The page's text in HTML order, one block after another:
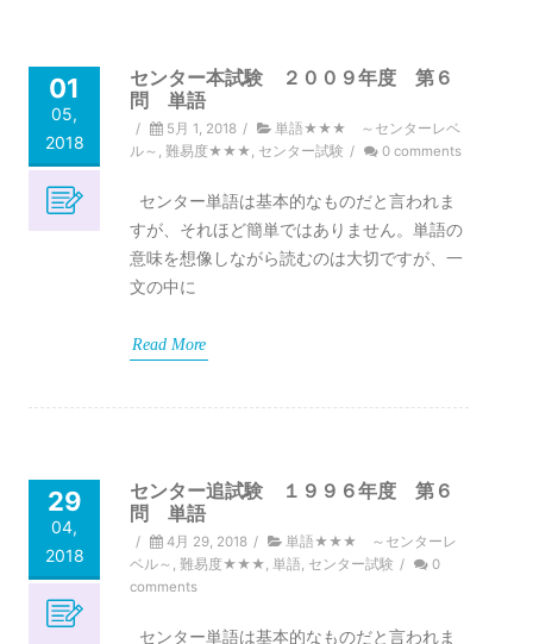
01
05,
2018
センター本試験 ２００９年度 第６
問 単語
/ 5月 1, 2018 /
単語★★★ ～センターレベ
ル～ , 難易度★★★, センター試験 / 0 comments
センター単語は基本的なものだと言われま
すが、それほど簡単ではありません。単語の
意味を想像しながら読むのは大切ですが、一
文の中に
Read More
29
04,
2018
センター追試験 １９９６年度 第６
問 単語
/ 4月 29, 2018 /
単語★★★ ～センターレ
ベル～ , 難易度★★★, 単語, センター試験 /
0
comments
センター単語は基本的なものだと言われま